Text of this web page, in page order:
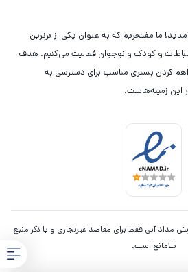
ما مفتخریم که به عنوان یکی از برترین
و کودک و نوجوان فعالیت می‌کنیم. هدف
کردن بستری مناسب برای دسترسی به
این زمینه‌هاست.
مداد آبی فقط برای مقاصد غیرتجاری و با ذکر منبع
بلامانع است.